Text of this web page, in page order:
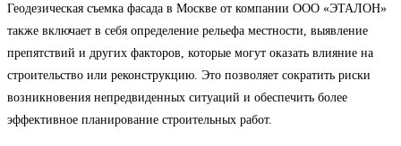
Геодезическая съемка фасада в Москве от компании ООО «ЭТАЛОН»
также включает в себя определение рельефа местности, выявление
препятствий и других факторов, которые могут оказать влияние на
строительство или реконструкцию. Это позволяет сократить риски
возникновения непредвиденных ситуаций и обеспечить более
эффективное планирование строительных работ.